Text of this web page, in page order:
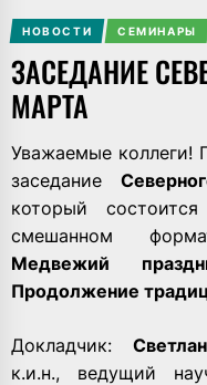
НОВОСТИ СЕМИНАРЫ
ЗАСЕДАНИЕ
МАРТА
Уважаемые коллеги!
заседание
который состоится
смешанном
Медвежий
Продолжение
Докладчик:
к.и.н., ведущий